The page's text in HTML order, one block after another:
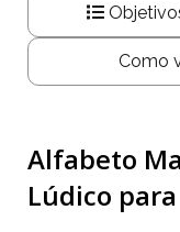
Como
Alfabeto
Lúdico